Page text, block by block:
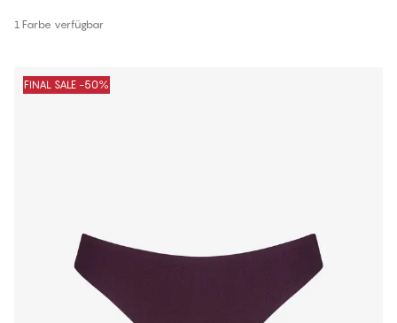
1 Farbe verfügbar
FINAL SALE -50%